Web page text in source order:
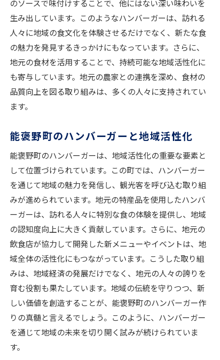
のソースで味付けすることで、他にはない深い味わいを
生み出しています。このようなハンバーガーは、訪れる
人々に地域の食文化を体験させるだけでなく、新たな食
の魅力を発見するきっかけにもなっています。さらに、
地元の食材を活用することで、持続可能な地域活性化に
も寄与しています。地元の農家との連携を深め、食材の
品質向上を図る取り組みは、多くの人々に支持されてい
ます。
能褒野町のハンバーガーと地域活性化
能褒野町のハンバーガーは、地域活性化の重要な要素と
して位置づけられています。この町では、ハンバーガー
を通じて地域の魅力を発信し、観光客を呼び込む取り組
みが進められています。地元の特産品を使用したハンバ
ーガーは、訪れる人々に特別な食の体験を提供し、地域
の認知度向上に大きく貢献しています。さらに、地元の
飲食店が協力して開発した新メニューやイベントは、地
域全体の活性化にもつながっています。こうした取り組
みは、地域経済の発展だけでなく、地元の人々の誇りを
育む役割も果たしています。地域の伝統を守りつつ、新
しい価値を創造することが、能褒野町のハンバーガー作
りの真髄と言えるでしょう。このように、ハンバーガー
を通じて地域の未来を切り開く試みが続けられていま
す。